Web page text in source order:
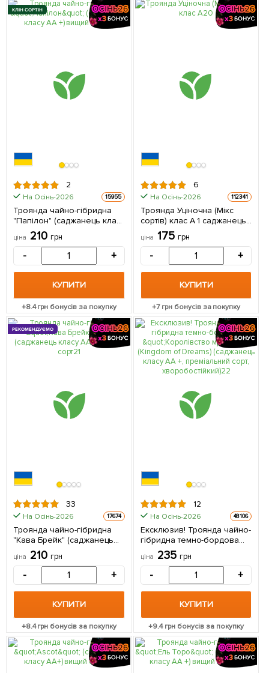
КЛІН СОРТІН
2
На Осінь-2026 15955
Троянда чайно-гібридна
"Папілон" (саджанець класу
АА +) вищий сорт 1 шт в
упаковці
ціна 210 грн
- +
КУПИТИ
+8.4грн бонусів за покупку
6
На Осінь-2026 112341
Троянда Уціночна (Мікс
сортів) клас А 1 саджанець
в упаковці
ціна 175 грн
- +
КУПИТИ
+7грн бонусів за покупку
РЕКОМЕНДУЄМО
33
На Осінь-2026 17674
Троянда чайно-гібридна
"Кава Брейк" (саджанець
класу АА +) вищий сорт 1 шт
в упаковці
ціна 210 грн
- +
КУПИТИ
+8.4грн бонусів за покупку
12
На Осінь-2026 48106
Ексклюзив! Троянда чайно-
гібридна темно-бордова
"Королівство мрій"
(Kingdom of Dreams)
(саджанець класу АА +,
преміальний сорт,
хворобостійкий) 1 шт в
ціна 235 грн
- +
КУПИТИ
+9.4грн бонусів за покупку